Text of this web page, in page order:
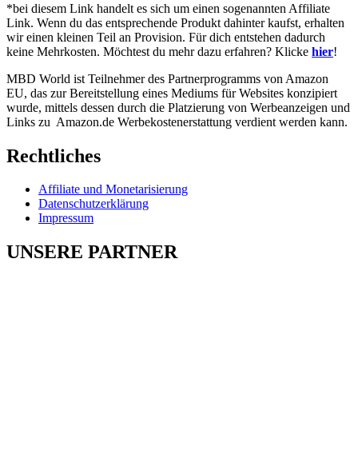
*bei diesem Link handelt es sich um einen sogenannten Affiliate
Link. Wenn du das entsprechende Produkt dahinter kaufst, erhalten
wir einen kleinen Teil an Provision. Für dich entstehen dadurch
keine Mehrkosten. Möchtest du mehr dazu erfahren? Klicke hier!
MBD World ist Teilnehmer des Partnerprogramms von Amazon
EU, das zur Bereitstellung eines Mediums für Websites konzipiert
wurde, mittels dessen durch die Platzierung von Werbeanzeigen und
Links zu Amazon.de Werbekostenerstattung verdient werden kann.
Rechtliches
Affiliate und Monetarisierung
Datenschutzerklärung
Impressum
UNSERE PARTNER